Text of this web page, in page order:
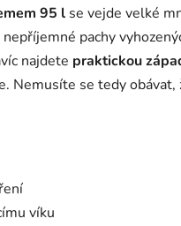
95 l se vejde velké
pachy
najdete praktickou
Nemusíte se tedy obávat,
víku